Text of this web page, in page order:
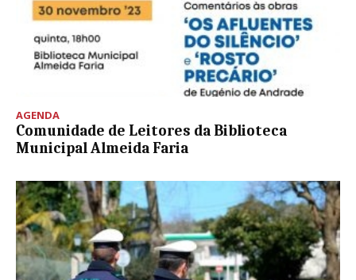
AGENDA
Comunidade de Leitores da Biblioteca
Municipal Almeida Faria